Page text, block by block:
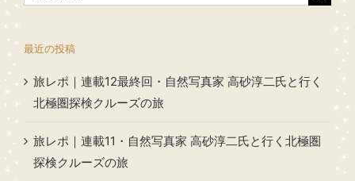
for:
最近の投稿
旅レポ｜連載12最終回・自然写真家 高砂淳二氏と行く
北極圏探検クルーズの旅
旅レポ｜連載11・自然写真家 高砂淳二氏と行く北極圏
探検クルーズの旅